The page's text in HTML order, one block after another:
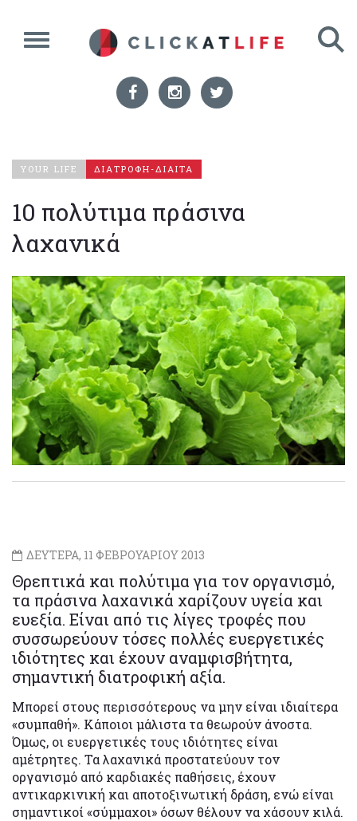
YOUR LIFE ΔΙΑΤΡΟΦΗ-ΔΙΑΙΤΑ
10 πολύτιμα πράσινα
λαχανικά
ΔΕΥΤΕΡΑ, 11 ΦΕΒΡΟΥΑΡΙΟΥ 2013
Θρεπτικά και πολύτιμα για τον οργανισμό,
τα πράσινα λαχανικά χαρίζουν υγεία και
ευεξία. Είναι από τις λίγες τροφές που
συσσωρεύουν τόσες πολλές ευεργετικές
ιδιότητες και έχουν αναμφισβήτητα,
σημαντική διατροφική αξία.
Μπορεί στους περισσότερους να μην είναι ιδιαίτερα
«συμπαθή». Κάποιοι μάλιστα τα θεωρούν άνοστα.
Όμως, οι ευεργετικές τους ιδιότητες είναι
αμέτρητες. Τα λαχανικά προστατεύουν τον
οργανισμό από καρδιακές παθήσεις, έχουν
αντικαρκινική και αποτοξινωτική δράση, ενώ είναι
σημαντικοί «σύμμαχοι» όσων θέλουν να χάσουν κιλά.